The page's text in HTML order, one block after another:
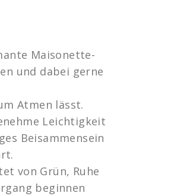
Maisonette-
und dabei gerne
Atmen lässt.
Leichtigkeit
Beisammensein
von Grün, Ruhe
beginnen